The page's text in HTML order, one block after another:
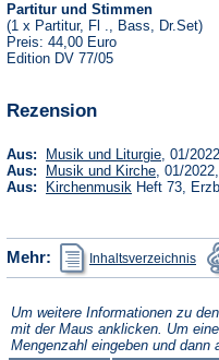
Partitur und Stimmen
(1 x Partitur, Fl ., Bass, Dr.Set)
Preis: 44,00 Euro
Edition DV 77/05
Rezension
Aus: Musik und Liturgie(Öffnet
in
einem
neuen
, 01/
Aus:
Musik und Kirche(Öffnet
in
, 01/
Aus:
Kirchenmusik (Öffnet
Heft 73,
Mehr: Inhaltsverzeichnisin
Tab)
Um weitere Informationen zu
mit der Maus anklicken. Um
Mengenzahl eingeben und